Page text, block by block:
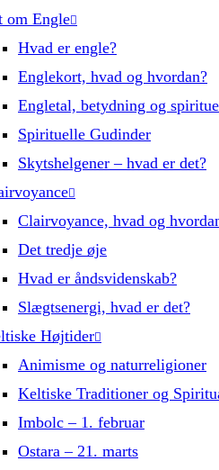
om Engle
Hvad er engle?
Englekort, hvad og hvordan?
Engletal, betydning og
Spirituelle Gudinder
Skytshelgener – hvad er det?
Clairvoyance, hvad og
Det tredje øje
Hvad er åndsvidenskab?
Slægtsenergi, hvad er det?
Højtider
Animisme og naturreligioner
Keltiske Traditioner og
Imbolc – 1. februar
Ostara – 21. marts